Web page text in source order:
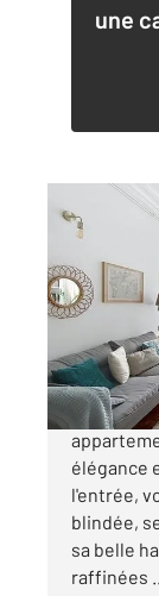
une
105,01 m
Ref :
élégance
l'entrée,
blindée,
sa belle
raffinées